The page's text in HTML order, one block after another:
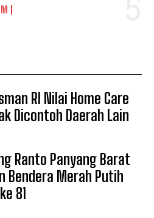
RI Nilai Home Care
Dicontoh Daerah Lain
Ranto Panyang Barat
Bendera Merah Putih
81